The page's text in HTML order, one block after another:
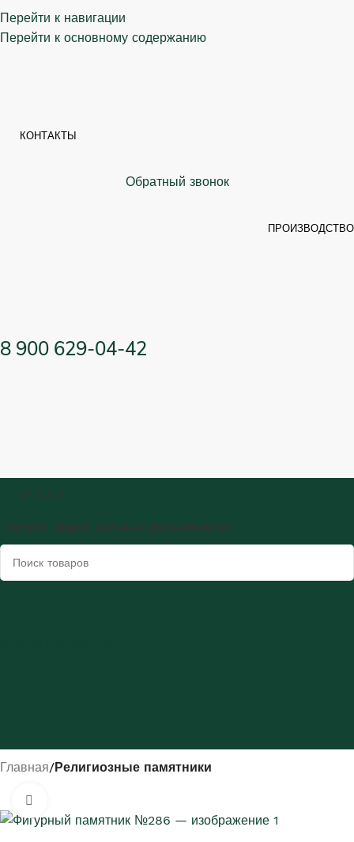
Перейти к навигации
Перейти к основному содержанию
КОНТАКТЫ
Обратный звонок
ПРОИЗВОДСТВО
8 900 629-04-42
КАТАЛОГ
СЕРВИС АКЦИИ ОПЛАТА И ДОСТАВКА БЛОГ
Главная Религиозные памятники